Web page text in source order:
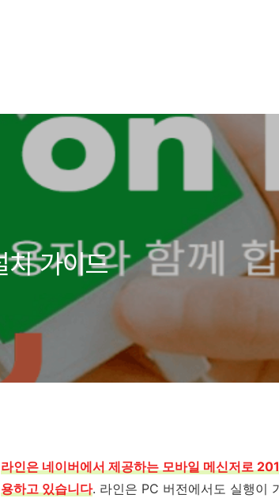
치 가이드
라인은 네이버에서 제공하는 모바일 메신저로
용하고 있습니다. 라인은 PC 버전에서도 실행이